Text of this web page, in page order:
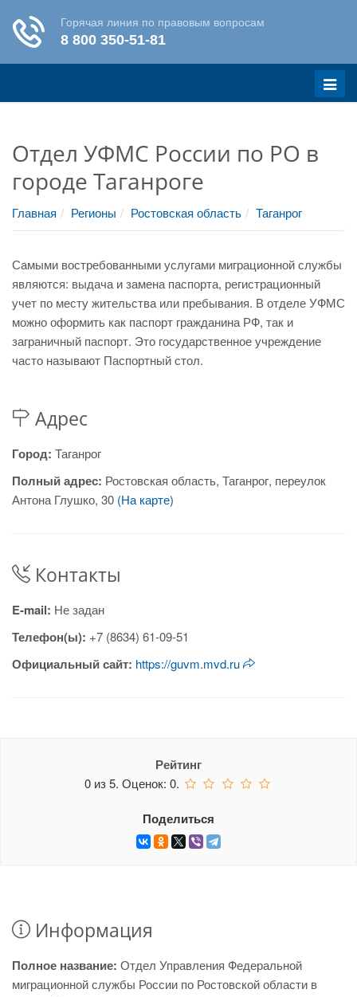
Меню
Отдел УФМС России по РО в
городе Таганроге
Главная Регионы Ростовская область Таганрог
Самыми востребованными услугами миграционной службы
являются: выдача и замена паспорта, регистрационный
учет по месту жительства или пребывания. В отделе УФМС
можно оформить как паспорт гражданина РФ, так и
заграничный паспорт. Это государственное учреждение
часто называют Паспортный стол.
Адрес
Город: Таганрог
Полный адрес: Ростовская область, Таганрог, переулок
Антона Глушко, 30 (На карте)
Контакты
E-mail: Не задан
Телефон(ы): +7 (8634) 61-09-51
Официальный сайт: https://guvm.mvd.ru
Рейтинг
0 из5. Оценок:0.
Поделиться
Информация
Полное название: Отдел Управления Федеральной
миграционной службы России по Ростовской области в